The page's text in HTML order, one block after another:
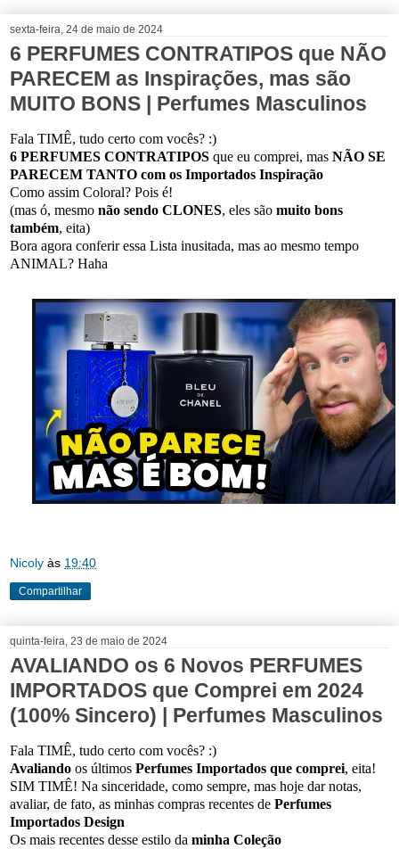
sexta-feira, 24 de maio de 2024
6 PERFUMES CONTRATIPOS que NÃO
PARECEM as Inspirações, mas são
MUITO BONS | Perfumes Masculinos
Fala TIMÊ, tudo certo com vocês? :)
6 PERFUMES CONTRATIPOS que eu comprei, mas NÃO SE
PARECEM TANTO com os Importados Inspiração
Como assim Coloral? Pois é!
(mas ó, mesmo não sendo CLONES, eles são muito bons
também, eita)
Bora agora conferir essa Lista inusitada, mas ao mesmo tempo
ANIMAL? Haha
Nicoly às 19:40
Compartilhar
quinta-feira, 23 de maio de 2024
AVALIANDO os 6 Novos PERFUMES
IMPORTADOS que Comprei em 2024
(100% Sincero) | Perfumes Masculinos
Fala TIMÊ, tudo certo com vocês? :)
Avaliando os últimos Perfumes Importados que comprei, eita!
SIM TIMÊ! Na sinceridade, como sempre, mas hoje dar notas,
avaliar, de fato, as minhas compras recentes de Perfumes
Importados Design
Os mais recentes desse estilo da minha Coleção